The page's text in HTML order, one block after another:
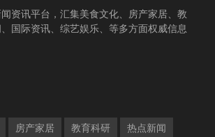
资讯平台，汇集美食文化、房产家居、教
国际资讯、综艺娱乐、等多方面权威信息
房产家居 教育科研 热点新闻